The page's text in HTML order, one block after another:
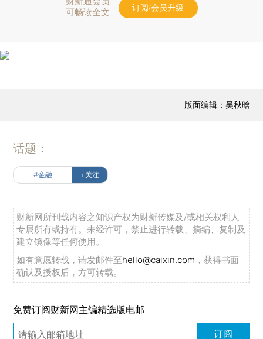
可畅读全文
订阅/会员升级
版面编辑：吴秋晗
话题：
#金融 +关注
财新网所刊载内容之知识产权为财新传媒及/或相关权利人
专属所有或持有。未经许可，禁止进行转载、摘编、复制及
建立镜像等任何使用。
如有意愿转载，请发邮件至hello@caixin.com ，获得书面
确认及授权后，方可转载。
免费订阅财新网主编精选版电邮
订阅